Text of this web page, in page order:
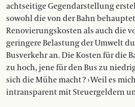
achtseitige Gegendarstellung
sowohl die von der Bahn
Renovierungskosten als auch die
geringere Belastung der Umwelt
Busverkehr an. Die Kosten für die
zu hoch, jene für den Bus zu
sich die Mühe macht ? › Weil es
intransparent mit Steuergeldern